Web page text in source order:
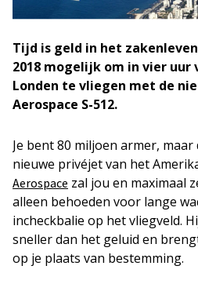
Tijd is geld in het
2018 mogelijk om in vier uur
Londen te vliegen met de
Aerospace S-512.
Je bent 80 miljoen armer,
nieuwe privéjet van het
Aerospace zal jou en maximaal
alleen behoeden voor lange
incheckbalie op het vliegveld.
sneller dan het geluid en
op je plaats van bestemming.